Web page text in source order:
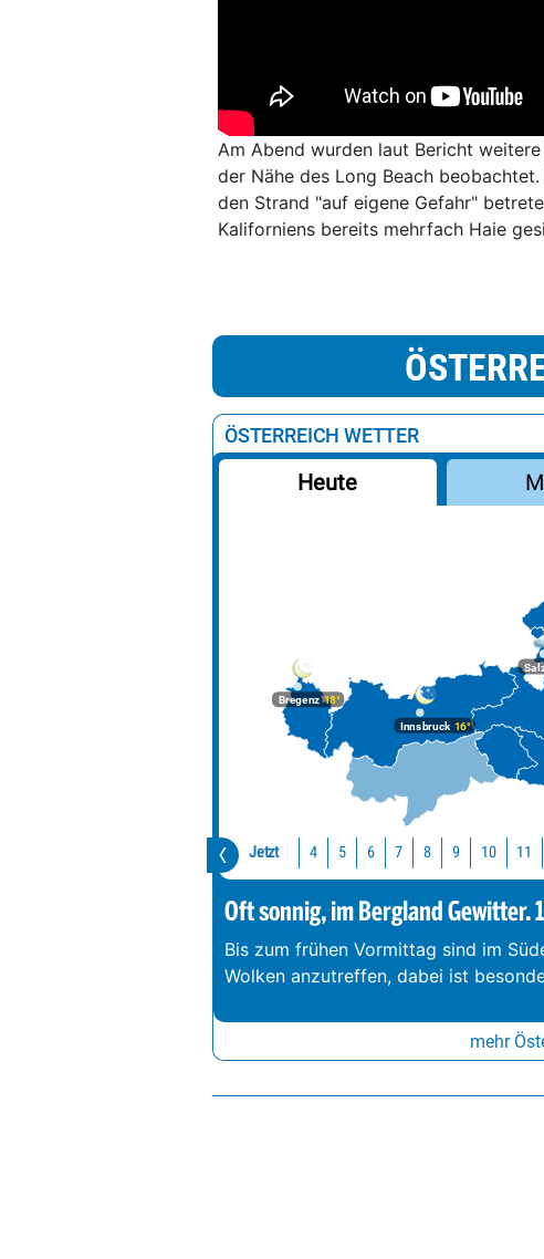
Am Abend wurden laut Bericht
der Nähe des Long Beach
den Strand "auf eigene Gefahr"
Kaliforniens bereits mehrfach Haie
ÖSTERREICH WETTER
Heute
Bregenz18°
Innsbruck16°
Jetzt 4 5 6 7 8 9 10 11
Oft sonnig, im Bergland Gewitter.
Bis zum frühen Vormittag sind im
Wolken anzutreffen, dabei ist
mehr